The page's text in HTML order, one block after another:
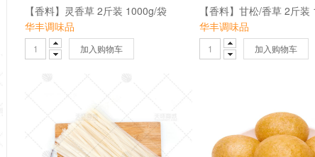
【香料】灵香草 2斤装 1000g/袋
华丰调味品
加入购物车
【香料】甘松/香草 2斤
华丰调味品
加入购物车